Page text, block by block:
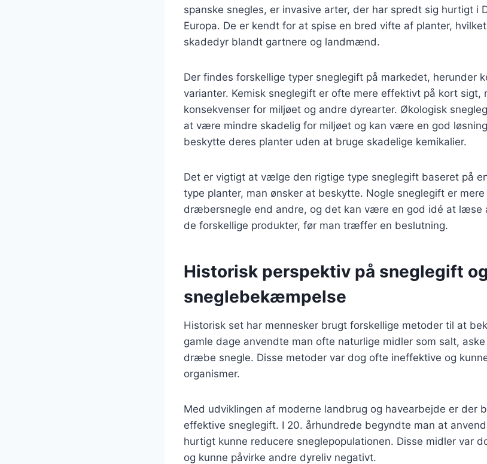
spanske snegles, er invasive arter, der har spredt sig hurtigt i
Europa. De er kendt for at spise en bred vifte af planter,
skadedyr blandt gartnere og landmænd.
Der findes forskellige typer sneglegift på markedet, herunder
varianter. Kemisk sneglegift er ofte mere effektivt på kort sigt,
konsekvenser for miljøet og andre dyrearter. Økologisk
at være mindre skadelig for miljøet og kan være en god
beskytte deres planter uden at bruge skadelige kemikalier.
Det er vigtigt at vælge den rigtige type sneglegift baseret på
type planter, man ønsker at beskytte. Nogle sneglegift er
dræbersnegle end andre, og det kan være en god idé at læse
de forskellige produkter, før man træffer en beslutning.
Historisk perspektiv på sneglegift og
sneglebekæmpelse
Historisk set har mennesker brugt forskellige metoder til at
gamle dage anvendte man ofte naturlige midler som salt,
dræbe snegle. Disse metoder var dog ofte ineffektive og
organismer.
Med udviklingen af moderne landbrug og havearbejde er der
effektive sneglegift. I 20. århundrede begyndte man at
hurtigt kunne reducere sneglepopulationen. Disse midler var
og kunne påvirke andre dyreliv negativt.